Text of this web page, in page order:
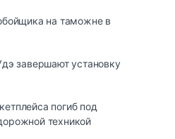
на таможне в
зaвepшaют ycтaнoвкy
погиб под
техникой